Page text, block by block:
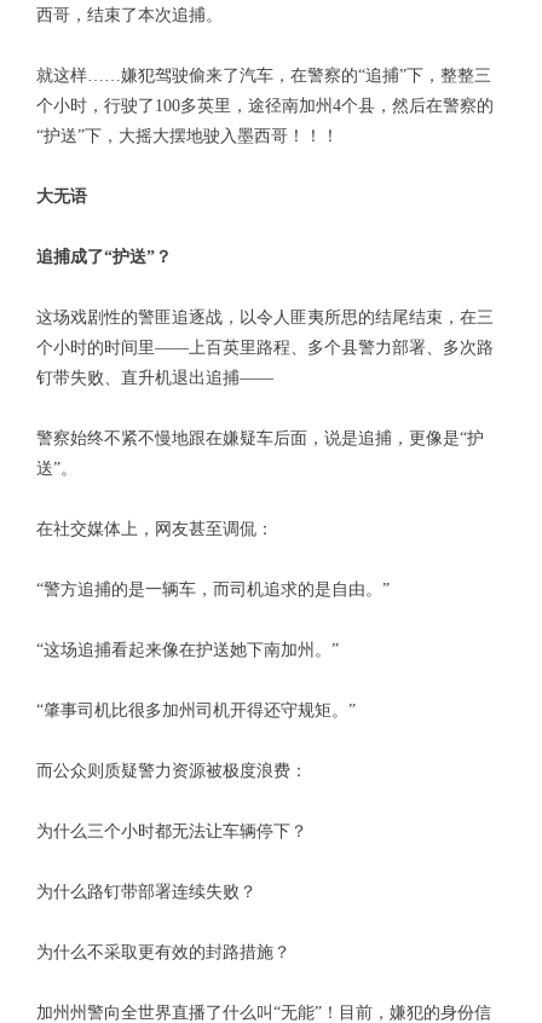
西哥，结束了本次追捕。
就这样……嫌犯驾驶偷来了汽车，在警察的“追捕”下，整整三
个小时，行驶了100多英里，途径南加州4个县，然后在警察的
“护送”下，大摇大摆地驶入墨西哥！！！
大无语
追捕成了“护送”？
这场戏剧性的警匪追逐战，以令人匪夷所思的结尾结束，在三
个小时的时间里——上百英里路程、多个县警力部署、多次路
钉带失败、直升机退出追捕——
警察始终不紧不慢地跟在嫌疑车后面，说是追捕，更像是“护
送”。
在社交媒体上，网友甚至调侃：
“警方追捕的是一辆车，而司机追求的是自由。”
“这场追捕看起来像在护送她下南加州。”
“肇事司机比很多加州司机开得还守规矩。”
而公众则质疑警力资源被极度浪费：
为什么三个小时都无法让车辆停下？
为什么路钉带部署连续失败？
为什么不采取更有效的封路措施？
加州州警向全世界直播了什么叫“无能”！目前，嫌犯的身份信